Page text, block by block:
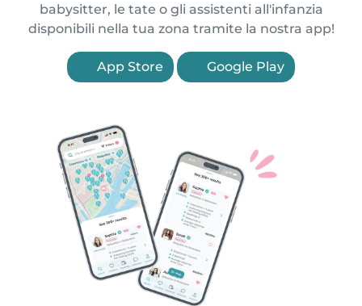
babysitter, le tate o gli assistenti all'infanzia
disponibili nella tua zona tramite la nostra app!
App Store Google Play